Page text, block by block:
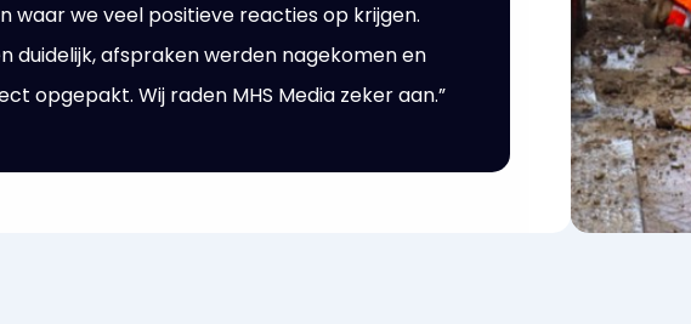
waar we veel positieve reacties op krijgen.
duidelijk, afspraken werden nagekomen en
opgepakt. Wij raden MHS Media zeker aan.”